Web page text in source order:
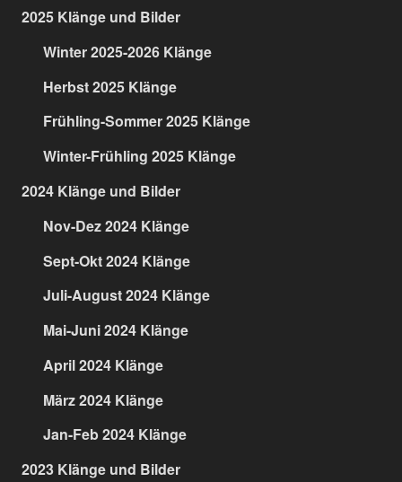
2025 Klänge und Bilder
Winter 2025-2026 Klänge
Herbst 2025 Klänge
Frühling-Sommer 2025 Klänge
Winter-Frühling 2025 Klänge
2024 Klänge und Bilder
Nov-Dez 2024 Klänge
Sept-Okt 2024 Klänge
Juli-August 2024 Klänge
Mai-Juni 2024 Klänge
April 2024 Klänge
März 2024 Klänge
Jan-Feb 2024 Klänge
2023 Klänge und Bilder